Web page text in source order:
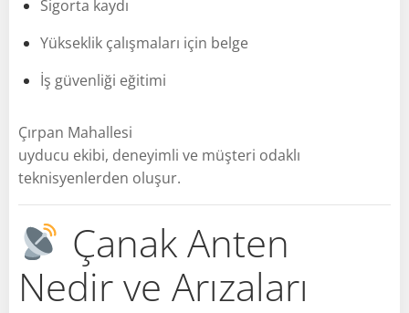
Sigorta kaydı
Yükseklik çalışmaları için belge
İş güvenliği eğitimi
Çırpan Mahallesi
uyducu ekibi, deneyimli ve müşteri odaklı
teknisyenlerden oluşur.
Çanak Anten
Nedir ve Arızaları